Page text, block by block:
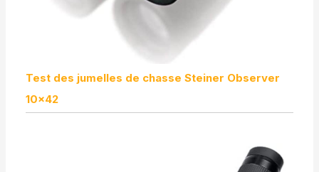
Test des jumelles de chasse Steiner Observer
10×42